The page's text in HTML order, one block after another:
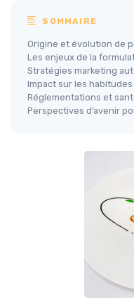
SOMMAIRE
Origine et évolution de
Les enjeux de la
Stratégies marketing
Impact sur les
Réglementations et
Perspectives d’avenir